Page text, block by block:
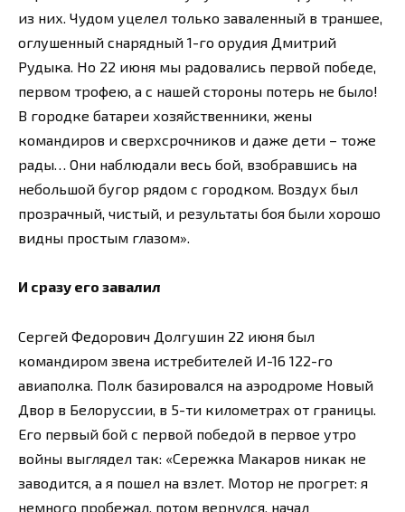
из них. Чудом уцелел только заваленный в траншее,
оглушенный снарядный 1-го орудия Дмитрий
Рудыка. Но 22 июня мы радовались первой победе,
первом трофею, а с нашей стороны потерь не было!
В городке батареи хозяйственники, жены
командиров и сверхсрочников и даже дети – тоже
рады… Они наблюдали весь бой, взобравшись на
небольшой бугор рядом с городком. Воздух был
прозрачный, чистый, и результаты боя были хорошо
видны простым глазом».
И сразу его завалил
Сергей Федорович Долгушин 22 июня был
командиром звена истребителей И-16 122-го
авиаполка. Полк базировался на аэродроме Новый
Двор в Белоруссии, в 5-ти километрах от границы.
Его первый бой с первой победой в первое утро
войны выглядел так: «Сережка Макаров никак не
заводится, а я пошел на взлет. Мотор не прогрет: я
немного пробежал, потом вернулся, начал